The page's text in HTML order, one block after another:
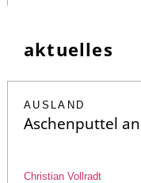
aktuelles
AUSLAND
Aschenputtel
Christian Vollradt